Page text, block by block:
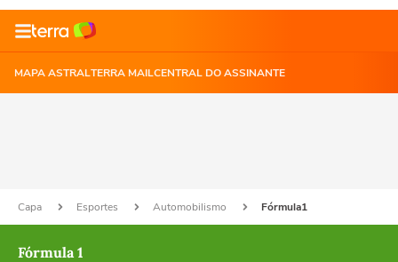
MAPA ASTRALTERRA MAILCENTRAL DO ASSINANTE
Capa Esportes Automobilismo Fórmula1
Fórmula 1